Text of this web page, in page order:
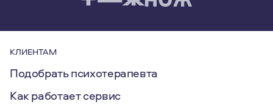
КЛИЕНТАМ
Подобрать психотерапевта
Как работает сервис